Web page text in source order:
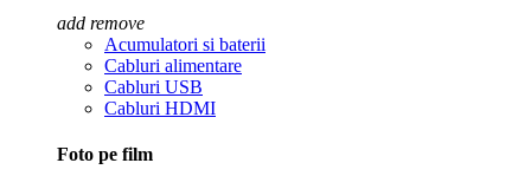
add remove
Acumulatori si baterii
Cabluri alimentare
Cabluri USB
Cabluri HDMI
Foto pe film